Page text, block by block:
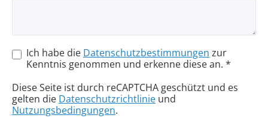
Ich habe die Datenschutzbestimmungen zur
Kenntnis genommen und erkenne diese an. *
Diese Seite ist durch reCAPTCHA geschützt und es
gelten die Datenschutzrichtlinie und
Nutzungsbedingungen.